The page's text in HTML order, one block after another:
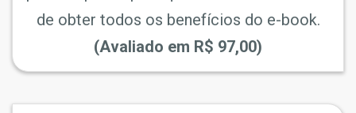
de obter todos os benefícios do e-book.
(Avaliado em R$ 97,00)